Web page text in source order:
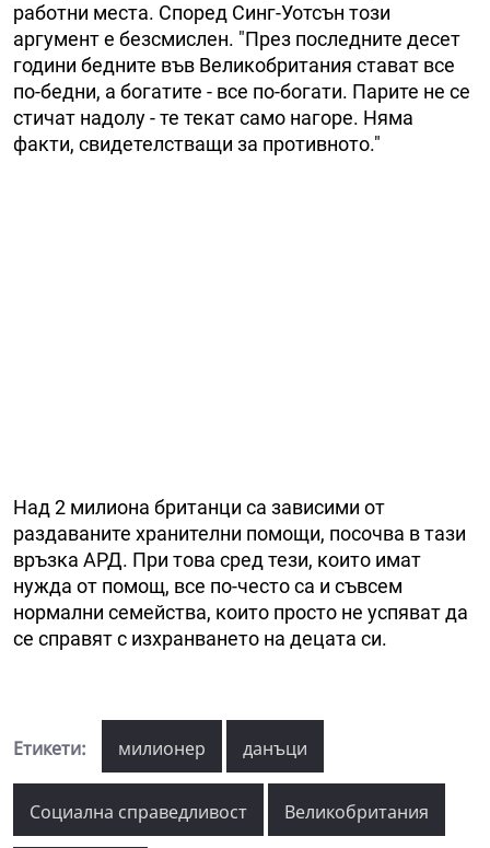
работни места. Според Синг-Уотсън този
аргумент е безсмислен. "През последните десет
години бедните във Великобритания стават все
по-бедни, а богатите - все по-богати. Парите не се
стичат надолу - те текат само нагоре. Няма
факти, свидетелстващи за противното."
Над 2 милиона британци са зависими от
раздаваните хранителни помощи, посочва в тази
връзка АРД. При това сред тези, които имат
нужда от помощ, все по-често са и съвсем
нормални семейства, които просто не успяват да
се справят с изхранването на децата си.
Етикети: милионер данъци
Социална справедливост Великобритания